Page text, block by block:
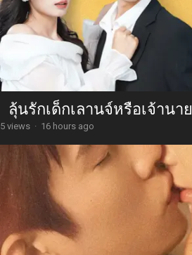
ลุ้นรักเด็กเลานจ์หรือเจ้านาย
5 views · 16 hours ago